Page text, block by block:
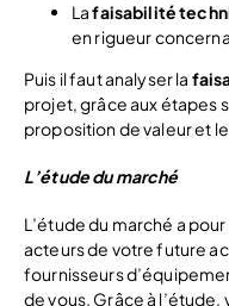
Lafaisabilité
en rigueur
Puis il faut analyser la
projet, grâce aux étapes
proposition de valeur et
L’étude du marché
L’étude du marché a
acteurs de votre future
fournisseurs
de vous. Grâce à